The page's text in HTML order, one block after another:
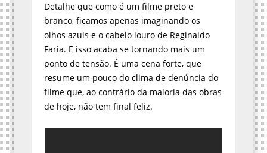
Detalhe que como é um filme preto e
branco, ficamos apenas imaginando os
olhos azuis e o cabelo louro de Reginaldo
Faria. E isso acaba se tornando mais um
ponto de tensão. É uma cena forte, que
resume um pouco do clima de denúncia do
filme que, ao contrário da maioria das obras
de hoje, não tem final feliz.